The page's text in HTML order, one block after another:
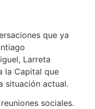
que ya
Larreta
la Capital que
situación actual.
sociales.